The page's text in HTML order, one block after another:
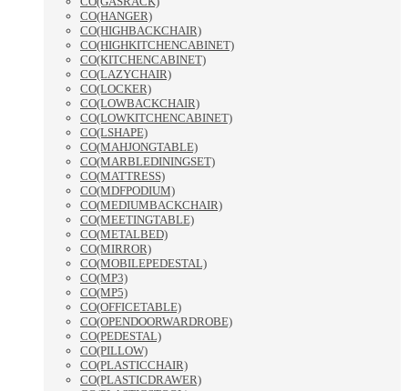
CO(HANGER)
CO(HIGHBACKCHAIR)
CO(HIGHKITCHENCABINET)
CO(KITCHENCABINET)
CO(LAZYCHAIR)
CO(LOCKER)
CO(LOWBACKCHAIR)
CO(LOWKITCHENCABINET)
CO(LSHAPE)
CO(MAHJONGTABLE)
CO(MARBLEDININGSET)
CO(MATTRESS)
CO(MDFPODIUM)
CO(MEDIUMBACKCHAIR)
CO(MEETINGTABLE)
CO(METALBED)
CO(MIRROR)
CO(MOBILEPEDESTAL)
CO(MP3)
CO(MP5)
CO(OFFICETABLE)
CO(OPENDOORWARDROBE)
CO(PEDESTAL)
CO(PILLOW)
CO(PLASTICCHAIR)
CO(PLASTICDRAWER)